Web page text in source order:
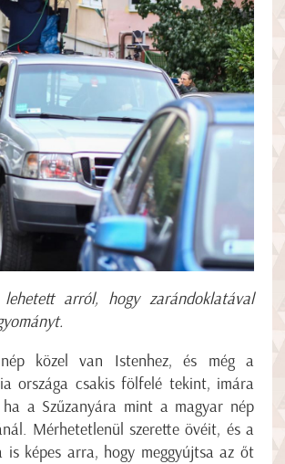
arról, hogy zarándoklatával
közel van Istenhez, és még a
országa csakis fölfelé tekint, imára
a Szűzanyára mint a magyar nép
Mérhetetlenül szerette övéit, és a
képes arra, hogy meggyújtsa az őt